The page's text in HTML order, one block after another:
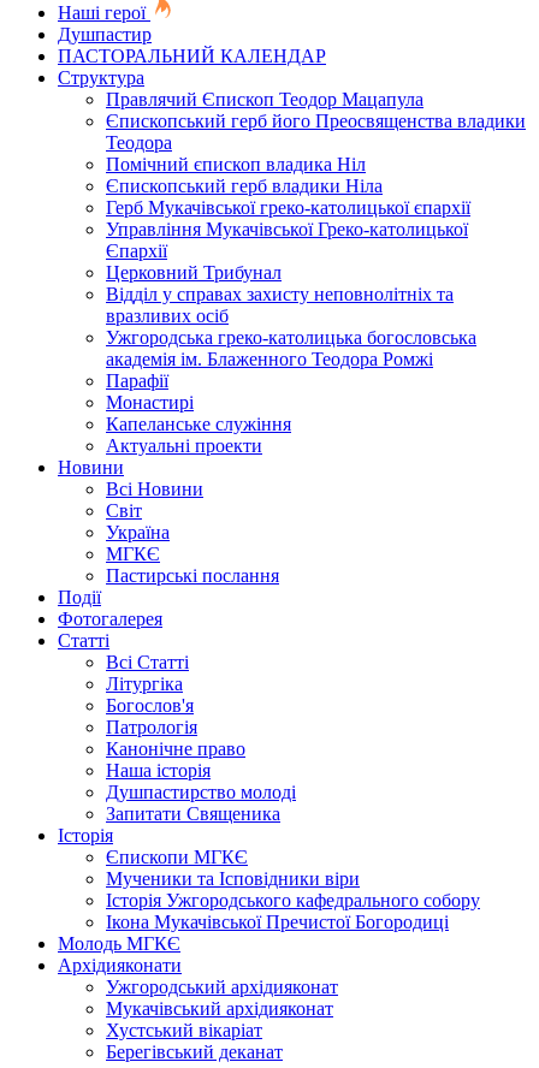
Наші герої
Душпастир
ПАСТОРАЛЬНИЙ КАЛЕНДАР
Структура
Правлячий Єпископ Теодор Мацапула
Єпископський герб його Преосвященства владики
Теодора
Помічний єпископ владика Ніл
Єпископський герб владики Ніла
Герб Мукачівської греко-католицької єпархії
Управління Мукачівської Греко-католицької
Єпархії
Церковний Трибунал
Відділ у справах захисту неповнолітніх та
вразливих осіб
Ужгородська греко-католицька богословська
академія ім. Блаженного Теодора Ромжі
Парафії
Монастирі
Капеланське служіння
Актуальні проекти
Новини
Всі Новини
Світ
Україна
МГКЄ
Пастирські послання
Події
Фотогалерея
Статті
Всі Статті
Літургіка
Богослов'я
Патрологія
Канонічне право
Наша історія
Душпастирство молоді
Запитати Священика
Історія
Єпископи МГКЄ
Мученики та Ісповідники віри
Історія Ужгородського кафедрального собору
Ікона Мукачівської Пречистої Богородиці
Молодь МГКЄ
Архідияконати
Ужгородський архідияконат
Мукачівський архідияконат
Хустський вікаріат
Берегівський деканат